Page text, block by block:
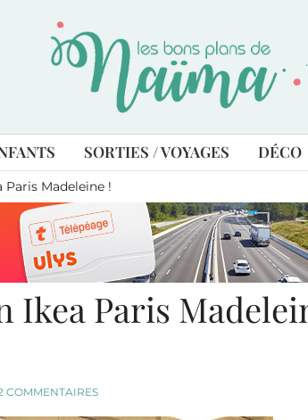
SORTIES / VOYAGES DÉCO
Madeleine !
Ikea Paris
COMMENTAIRES